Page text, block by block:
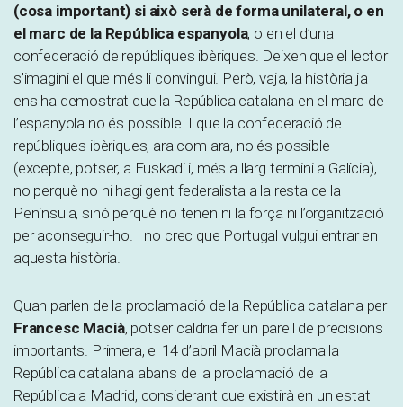
(cosa important) si això serà de forma unilateral, o en
el marc de la República espanyola, o en el d’una
confederació de repúbliques ibèriques. Deixen que el lector
s’imagini el que més li convingui. Però, vaja, la història ja
ens ha demostrat que la República catalana en el marc de
l’espanyola no és possible. I que la confederació de
repúbliques ibèriques, ara com ara, no és possible
(excepte, potser, a Euskadi i, més a llarg termini a Galícia),
no perquè no hi hagi gent federalista a la resta de la
Península, sinó perquè no tenen ni la força ni l’organització
per aconseguir-ho. I no crec que Portugal vulgui entrar en
aquesta història.
Quan parlen de la proclamació de la República catalana per
Francesc Macià, potser caldria fer un parell de precisions
importants. Primera, el 14 d’abril Macià proclama la
República catalana abans de la proclamació de la
República a Madrid, considerant que existirà en un estat